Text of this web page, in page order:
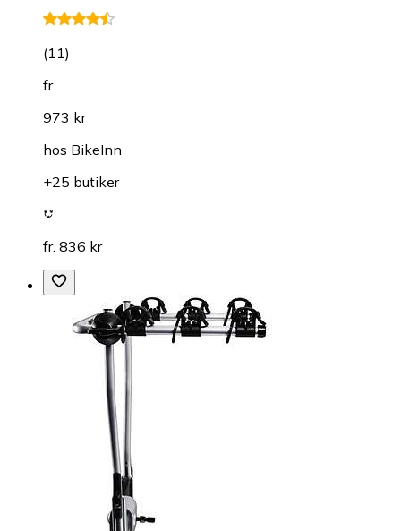
(11)
fr.
973 kr
hos BikeInn
+25 butiker
fr. 836 kr